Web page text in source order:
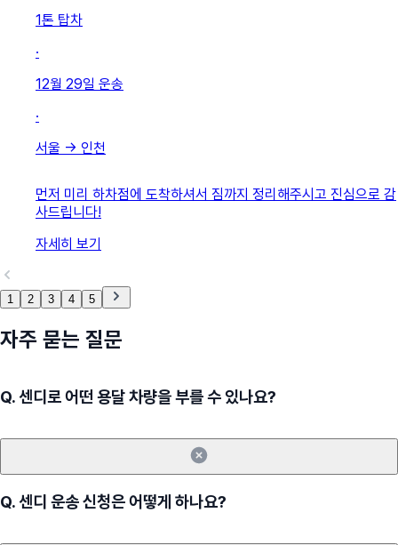
1톤 탑차
·
12월 29일 운송
·
서울 → 인천
먼저 미리 하차점에 도착하셔서 짐까지 정리해주시고 진심으로 감
사드립니다!
자세히 보기
1 2 3 4 5
자주 묻는 질문
Q.센디로 어떤 용달 차량을 부를 수 있나요?
Q.센디 운송 신청은 어떻게 하나요?